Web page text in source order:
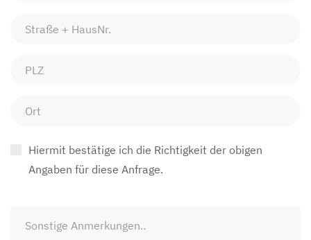
Hiermit bestätige ich die Richtigkeit der obigen
Angaben für diese Anfrage.